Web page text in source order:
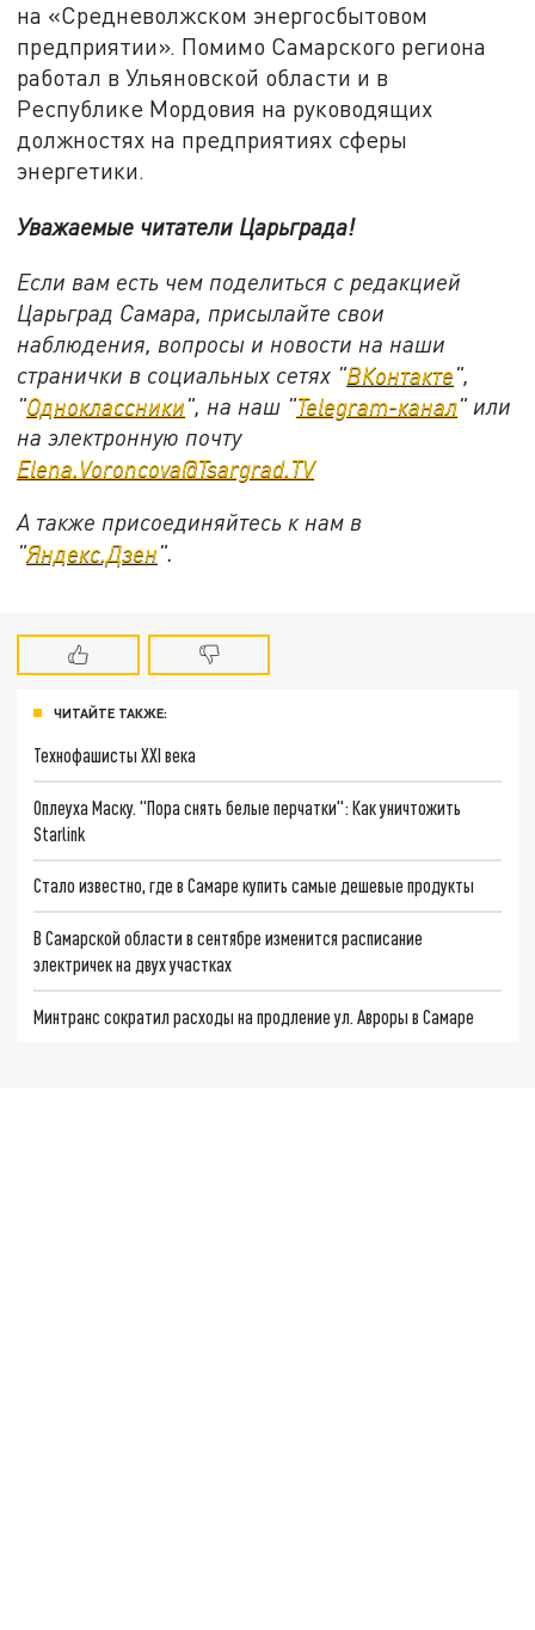
на «Средневолжском энергосбытовом
предприятии». Помимо Самарского региона
работал в Ульяновской области и в
Республике Мордовия на руководящих
должностях на предприятиях сферы
энергетики.
Уважаемые читатели Царьграда!
Если вам есть чем поделиться с редакцией
Царьград Самара, присылайте свои
наблюдения, вопросы и новости на наши
странички в социальных сетях "ВКонтакте",
"Одноклассники", на наш "Telegram-канал" или
на электронную почту
Elena.Voroncova@Tsargrad.TV
А также присоединяйтесь к нам в
"Яндекс.Дзен".
ЧИТАЙТЕ ТАКЖЕ:
Технофашисты XXI века
Оплеуха Маску. "Пора снять белые перчатки": Как уничтожить
Starlink
Стало известно, где в Самаре купить самые дешевые продукты
В Самарской области в сентябре изменится расписание
электричек на двух участках
Минтранс сократил расходы на продление ул. Авроры в Самаре